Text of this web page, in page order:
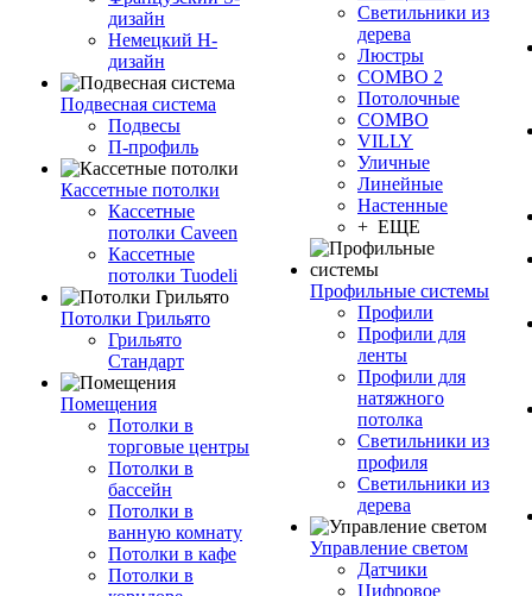
дизайн
Немецкий H-
дизайн
Подвесная система
Подвесы
П-профиль
Кассетные потолки
Кассетные
потолки Caveen
Кассетные
потолки Tuodeli
Потолки Грильято
Грильято
Стандарт
Помещения
Потолки в
торговые центры
Потолки в
бассейн
Потолки в
ванную комнату
Потолки в кафе
Потолки в
Светильники из
дерева
Люстры
COMBO 2
Потолочные
COMBO
VILLY
Уличные
Линейные
Настенные
+ ЕЩЕ
Профильные системы
Профили
Профили для
ленты
Профили для
натяжного
потолка
Светильники из
профиля
Светильники из
дерева
Управление светом
Датчики
Цифровое